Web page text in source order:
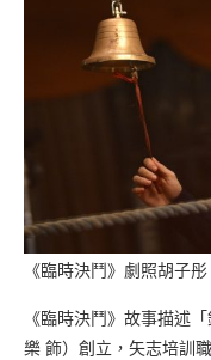
《臨時決鬥》劇照胡子
《臨時決鬥》故事描述
樂 飾）創立，矢志培訓